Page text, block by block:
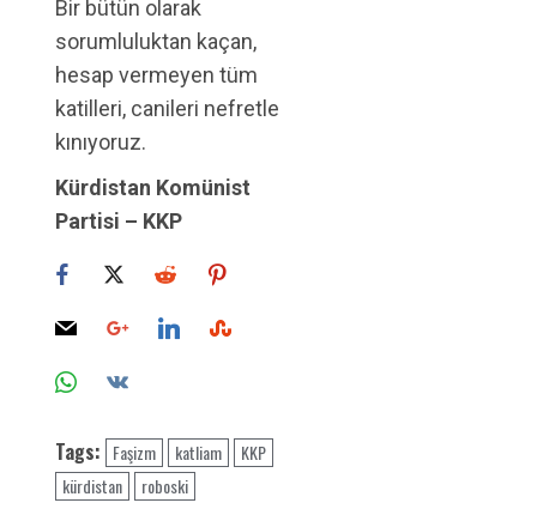
Bir bütün olarak
sorumluluktan kaçan,
hesap vermeyen tüm
katilleri, canileri nefretle
kınıyoruz.
Kürdistan Komünist
Partisi – KKP
Tags: Faşizm katliam
KKP
kürdistan
roboski